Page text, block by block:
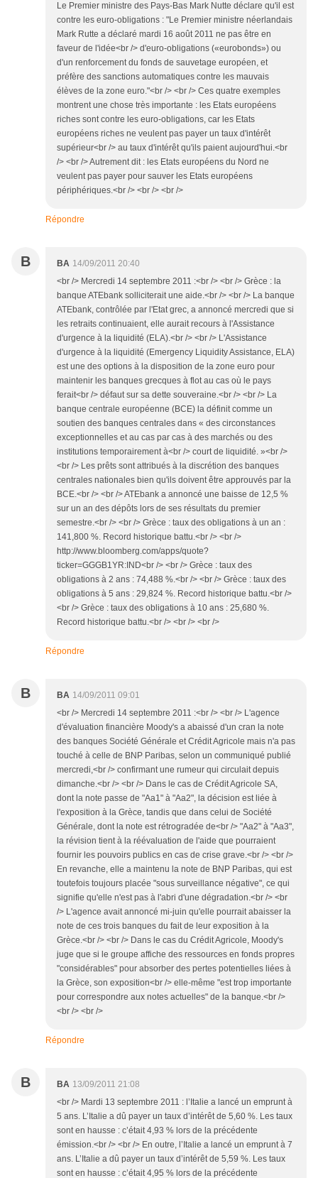
Le Premier ministre des Pays-Bas Mark Nutte déclare qu'il est
contre les euro-obligations : "Le Premier ministre néerlandais
Mark Rutte a déclaré mardi 16 août 2011 ne pas être en
faveur de l'idée<br /> d'euro-obligations («eurobonds») ou
d'un renforcement du fonds de sauvetage européen, et
préfère des sanctions automatiques contre les mauvais
élèves de la zone euro."<br /> <br /> Ces quatre exemples
montrent une chose très importante : les Etats européens
riches sont contre les euro-obligations, car les Etats
européens riches ne veulent pas payer un taux d'intérêt
supérieur<br /> au taux d'intérêt qu'ils paient aujourd'hui.<br
/> <br /> Autrement dit : les Etats européens du Nord ne
veulent pas payer pour sauver les Etats européens
périphériques.<br /> <br /> <br />
Répondre
B BA 14/09/2011 20:40
<br /> Mercredi 14 septembre 2011 :<br /> <br /> Grèce : la
banque ATEbank solliciterait une aide.<br /> <br /> La banque
ATEbank, contrôlée par l'Etat grec, a annoncé mercredi que si
les retraits continuaient, elle aurait recours à l'Assistance
d'urgence à la liquidité (ELA).<br /> <br /> L'Assistance
d'urgence à la liquidité (Emergency Liquidity Assistance, ELA)
est une des options à la disposition de la zone euro pour
maintenir les banques grecques à flot au cas où le pays
ferait<br /> défaut sur sa dette souveraine.<br /> <br /> La
banque centrale européenne (BCE) la définit comme un
soutien des banques centrales dans « des circonstances
exceptionnelles et au cas par cas à des marchés ou des
institutions temporairement à<br /> court de liquidité. »<br />
<br /> Les prêts sont attribués à la discrétion des banques
centrales nationales bien qu'ils doivent être approuvés par la
BCE.<br /> <br /> ATEbank a annoncé une baisse de 12,5 %
sur un an des dépôts lors de ses résultats du premier
semestre.<br /> <br /> Grèce : taux des obligations à un an :
141,800 %. Record historique battu.<br /> <br />
http://www.bloomberg.com/apps/quote?
ticker=GGGB1YR:IND<br /> <br /> Grèce : taux des
obligations à 2 ans : 74,488 %.<br /> <br /> Grèce : taux des
obligations à 5 ans : 29,824 %. Record historique battu.<br />
<br /> Grèce : taux des obligations à 10 ans : 25,680 %.
Record historique battu.<br /> <br /> <br />
Répondre
B BA 14/09/2011 09:01
<br /> Mercredi 14 septembre 2011 :<br /> <br /> L'agence
d'évaluation financière Moody's a abaissé d'un cran la note
des banques Société Générale et Crédit Agricole mais n'a pas
touché à celle de BNP Paribas, selon un communiqué publié
mercredi,<br /> confirmant une rumeur qui circulait depuis
dimanche.<br /> <br /> Dans le cas de Crédit Agricole SA,
dont la note passe de "Aa1" à "Aa2", la décision est liée à
l'exposition à la Grèce, tandis que dans celui de Société
Générale, dont la note est rétrogradée de<br /> "Aa2" à "Aa3",
la révision tient à la réévaluation de l'aide que pourraient
fournir les pouvoirs publics en cas de crise grave.<br /> <br />
En revanche, elle a maintenu la note de BNP Paribas, qui est
toutefois toujours placée "sous surveillance négative", ce qui
signifie qu'elle n'est pas à l'abri d'une dégradation.<br /> <br
/> L'agence avait annoncé mi-juin qu'elle pourrait abaisser la
note de ces trois banques du fait de leur exposition à la
Grèce.<br /> <br /> Dans le cas du Crédit Agricole, Moody's
juge que si le groupe affiche des ressources en fonds propres
"considérables" pour absorber des pertes potentielles liées à
la Grèce, son exposition<br /> elle-même "est trop importante
pour correspondre aux notes actuelles" de la banque.<br />
<br /> <br />
Répondre
B BA 13/09/2011 21:08
<br /> Mardi 13 septembre 2011 : l’Italie a lancé un emprunt à
5 ans. L’Italie a dû payer un taux d’intérêt de 5,60 %. Les taux
sont en hausse : c’était 4,93 % lors de la précédente
émission.<br /> <br /> En outre, l’Italie a lancé un emprunt à 7
ans. L’Italie a dû payer un taux d’intérêt de 5,59 %. Les taux
sont en hausse : c’était 4,95 % lors de la précédente